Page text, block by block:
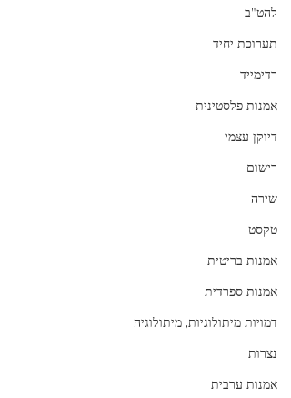
להט"ב
תערוכת יחיד
רדימייד
אמנות פלסטינית
דיוקן עצמי
רישום
שירה
טקסט
אמנות בריטית
אמנות ספרדית
דמויות מיתולוגיות, מיתולוגיה
נצרות
אמנות ערבית